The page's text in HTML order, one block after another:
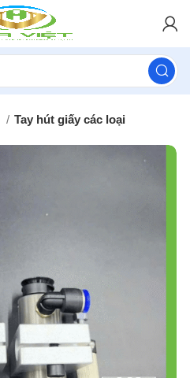
Tay hút giấy các loại